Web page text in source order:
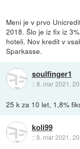
Meni je v prvo
2018. Šlo je iz fix iz
hoteli. Nov kredit v
Sparkasse.
soulfinger1
::8. mar 2021,
25 k za 10 let, 1,8%
koli99
::8. mar 2021,